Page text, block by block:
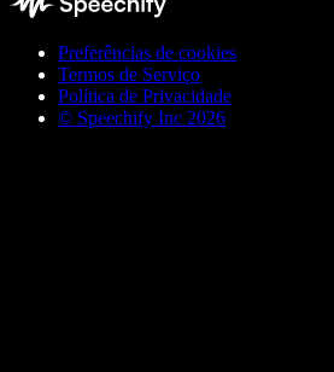
Preferências de cookies
Termos de Serviço
Política de Privacidade
© Speechify Inc 2026